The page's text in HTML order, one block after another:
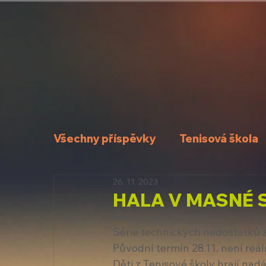
Všechny příspěvky Tenisová škola
HALA V MASNÉ
26. 11. 2023
Série technických nedostatků
Původní termín 28.11. není